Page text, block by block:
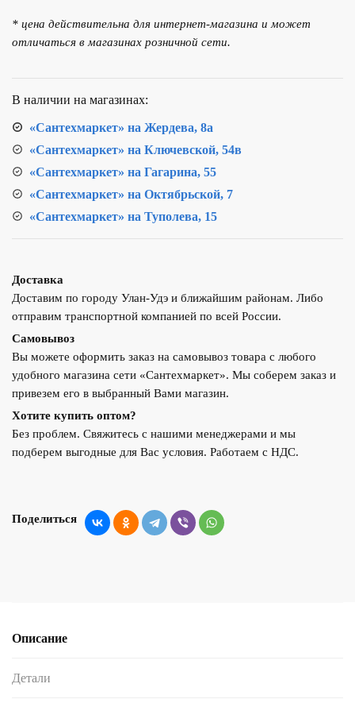
50мм
хромированный
* цена действительна для интернет-магазина и может
отличаться в магазинах розничной сети.
В наличии на магазинах:
«Сантехмаркет» на Жердева, 8а
«Сантехмаркет» на Ключевской, 54в
«Сантехмаркет» на Гагарина, 55
«Сантехмаркет» на Октябрьской, 7
«Сантехмаркет» на Туполева, 15
Доставка
Доставим по городу Улан-Удэ и ближайшим районам. Либо
отправим транспортной компанией по всей России.
Самовывоз
Вы можете оформить заказ на самовывоз товара с любого
удобного магазина сети «Сантехмаркет». Мы соберем заказ и
привезем его в выбранный Вами магазин.
Хотите купить оптом?
Без проблем. Свяжитесь с нашими менеджерами и мы
подберем выгодные для Вас условия. Работаем с НДС.
Поделиться
Описание
Детали